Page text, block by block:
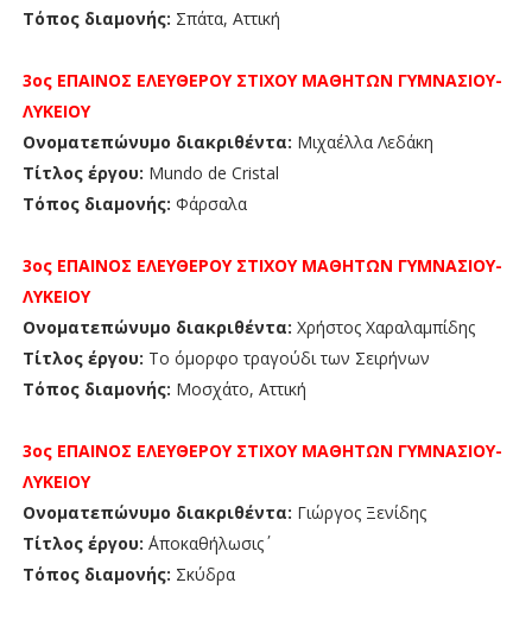
Τόπος διαμονής: Σπάτα, Αττική
3ος ΕΠΑΙΝΟΣ ΕΛΕΥΘΕΡΟΥ ΣΤΙΧΟΥ ΜΑΘΗΤΩΝ ΓΥΜΝΑΣΙΟΥ-
ΛΥΚΕΙΟΥ
Ονοματεπώνυμο διακριθέντα: Μιχαέλλα Λεδάκη
Τίτλος έργου: Mundo de Cristal
Τόπος διαμονής: Φάρσαλα
3ος ΕΠΑΙΝΟΣ ΕΛΕΥΘΕΡΟΥ ΣΤΙΧΟΥ ΜΑΘΗΤΩΝ ΓΥΜΝΑΣΙΟΥ-
ΛΥΚΕΙΟΥ
Ονοματεπώνυμο διακριθέντα: Χρήστος Χαραλαμπίδης
Τίτλος έργου: Το όμορφο τραγούδι των Σειρήνων
Τόπος διαμονής: Μοσχάτο, Αττική
3ος ΕΠΑΙΝΟΣ ΕΛΕΥΘΕΡΟΥ ΣΤΙΧΟΥ ΜΑΘΗΤΩΝ ΓΥΜΝΑΣΙΟΥ-
ΛΥΚΕΙΟΥ
Ονοματεπώνυμο διακριθέντα: Γιώργος Ξενίδης
Τίτλος έργου: ΄Αποκαθήλωσις΄
Τόπος διαμονής: Σκύδρα